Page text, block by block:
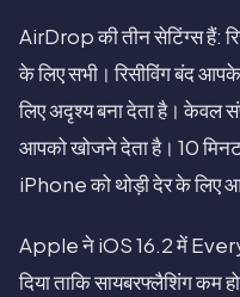
AirDrop की तीन सेटिंग्स हैं:
के लिए सभी। रिसीविंग बंद
लिए अदृश्य बना देता है। केवल
आपको खोजने देता है। 10
iPhone को थोड़ी देर के लिए
Apple ने iOS 16.2 में
दिया ताकि सायबरफ्लैशिंग कम